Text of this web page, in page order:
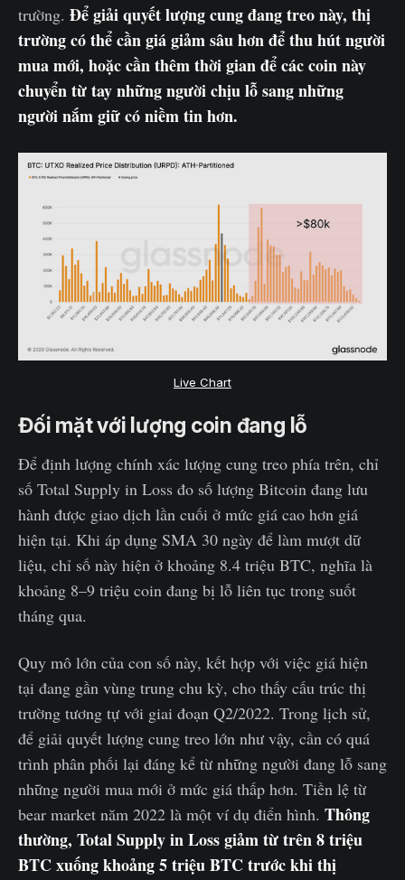
trường. Để giải quyết lượng cung đang treo này, thị
trường có thể cần giá giảm sâu hơn để thu hút người
mua mới, hoặc cần thêm thời gian để các coin này
chuyển từ tay những người chịu lỗ sang những
người nắm giữ có niềm tin hơn.
Live Chart
Đối mặt với lượng coin đang lỗ
Để định lượng chính xác lượng cung treo phía trên, chỉ
số Total Supply in Loss đo số lượng Bitcoin đang lưu
hành được giao dịch lần cuối ở mức giá cao hơn giá
hiện tại. Khi áp dụng SMA 30 ngày để làm mượt dữ
liệu, chỉ số này hiện ở khoảng 8.4 triệu BTC, nghĩa là
khoảng 8–9 triệu coin đang bị lỗ liên tục trong suốt
tháng qua.
Quy mô lớn của con số này, kết hợp với việc giá hiện
tại đang gần vùng trung chu kỳ, cho thấy cấu trúc thị
trường tương tự với giai đoạn Q2/2022. Trong lịch sử,
để giải quyết lượng cung treo lớn như vậy, cần có quá
trình phân phối lại đáng kể từ những người đang lỗ sang
những người mua mới ở mức giá thấp hơn. Tiền lệ từ
bear market năm 2022 là một ví dụ điển hình. Thông
thường, Total Supply in Loss giảm từ trên 8 triệu
BTC xuống khoảng 5 triệu BTC trước khi thị